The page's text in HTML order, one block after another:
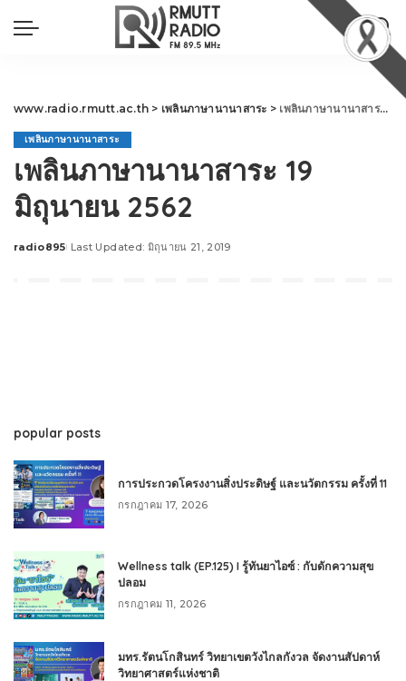
www.radio.rmutt.ac.th > เพลินภาษานานาสาระ > เพลินภาษานานาสาระ 19 มิถุนายน 2562
เพลินภาษานานาสาระ
เพลินภาษานานาสาระ 19
มิถุนายน 2562
Posted
radio895 Last Updated: มิถุนายน 21, 2019
popular posts
การประกวดโครงงานสิ่งประดิษฐ์ และนวัตกรรม ครั้งที่ 11
กรกฎาคม 17, 2026
Wellness talk (EP.125) I รู้ทันยาไอซ์ : กับดักความสุข
ปลอม
กรกฎาคม 11, 2026
มทร.รัตนโกสินทร์ วิทยาเขตวังไกลกังวล จัดงานสัปดาห์
วิทยาศาสตร์แห่งชาติ